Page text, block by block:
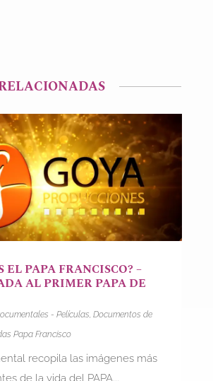
EL PAPA FRANCISCO? –
AL PRIMER PAPA DE
- Películas Documentos de
Papa Francisco
recopila las imágenes más
de la vida del PAPA...